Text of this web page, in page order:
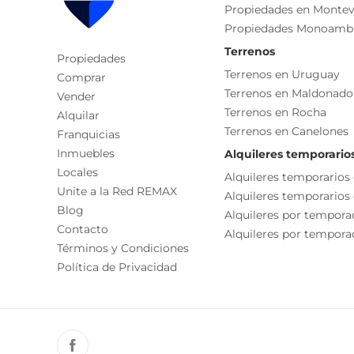
Camaras de seguridad
Beneficios de Ley de Vivienda Promovida
Entrega: 15%
6 trimestres de 10% = 60%
Compromiso: 25%
Contactame y te informo de todas las unidades
Cada Oficina es de propiedad, gestión y desarrollo
La presente publicación describe las
responsable de la operación por la eventual
funcionales, servicios, impuestos, precios y
Recepción
Dormitorio
Baño
Living
Lavadero
Características
Desayunador
Cocina/comedor
Propiedades
Comprar
Vender
Alquilar
Franquicias
Inmuebles
Locales
Unite a la Red REMAX
Blog
Contacto
Términos y Condiciones
Política de Privacidad
Propiedades en
Propiedades
Terrenos
Terrenos en Uruguay
Terrenos en Maldonado
Terrenos en Rocha
Terrenos en Canelones
Alquileres
Alquileres temporarios
Alquileres temporarios
Alquileres por
Alquileres por